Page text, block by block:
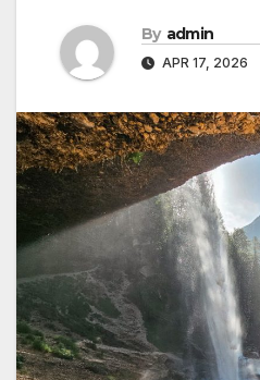
By admin
APR 17, 2026